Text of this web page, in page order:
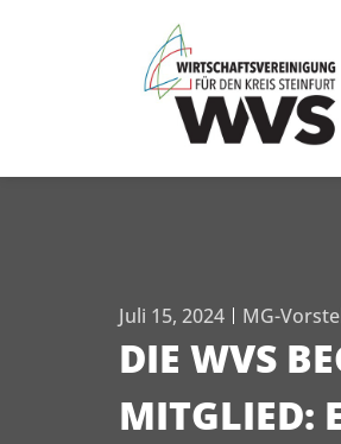
Juli 15, 2024 MG-
DIE WVS
ITGLIED: